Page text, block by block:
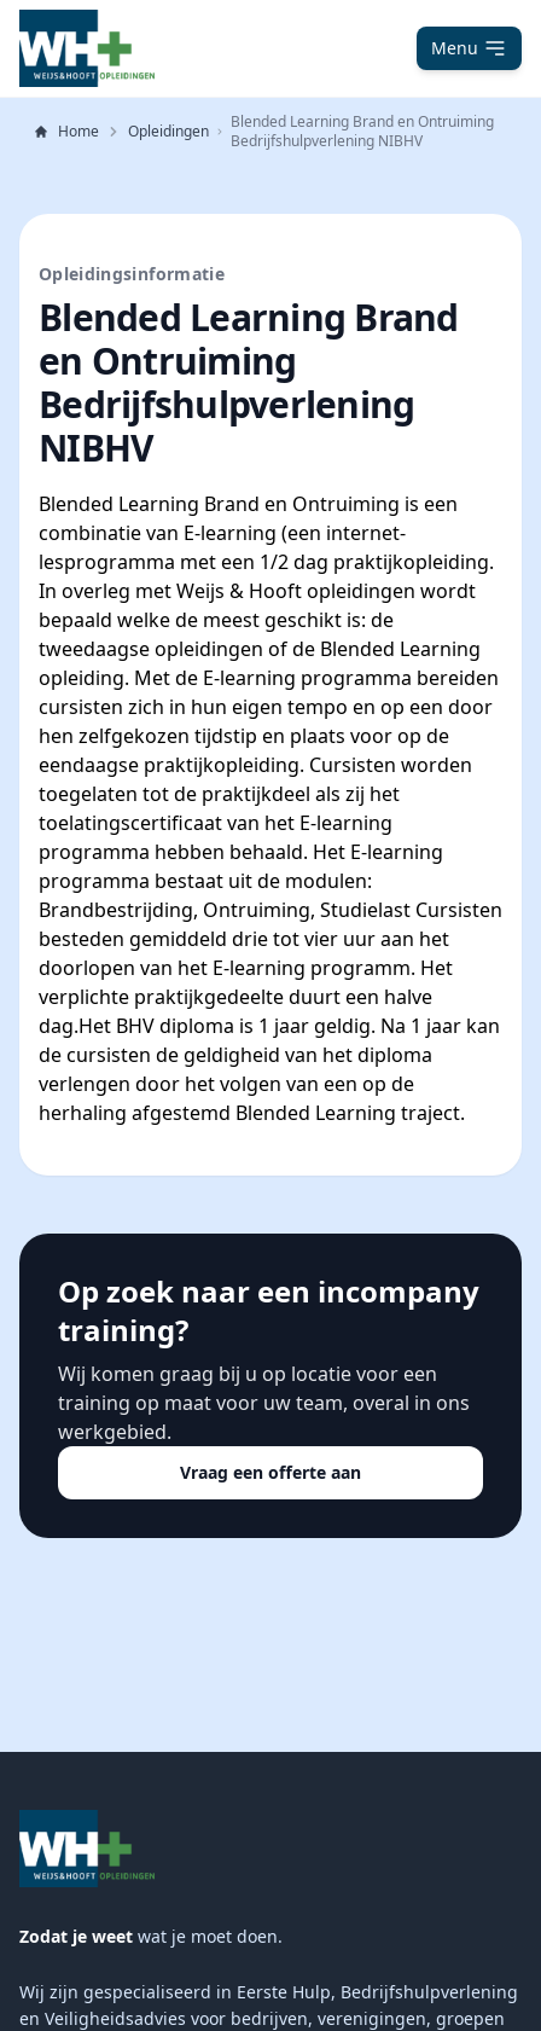
Menu
Home Opleidingen
Blended Learning Brand en Ontruiming
Bedrijfshulpverlening NIBHV
Opleidingsinformatie
Blended Learning Brand
en Ontruiming
Bedrijfshulpverlening
NIBHV
Blended Learning Brand en Ontruiming is een
combinatie van E-learning (een internet-
lesprogramma met een 1/2 dag praktijkopleiding.
In overleg met Weijs & Hooft opleidingen wordt
bepaald welke de meest geschikt is: de
tweedaagse opleidingen of de Blended Learning
opleiding. Met de E-learning programma bereiden
cursisten zich in hun eigen tempo en op een door
hen zelfgekozen tijdstip en plaats voor op de
eendaagse praktijkopleiding. Cursisten worden
toegelaten tot de praktijkdeel als zij het
toelatingscertificaat van het E-learning
programma hebben behaald. Het E-learning
programma bestaat uit de modulen:
Brandbestrijding, Ontruiming, Studielast Cursisten
besteden gemiddeld drie tot vier uur aan het
doorlopen van het E-learning programm. Het
verplichte praktijkgedeelte duurt een halve
dag.Het BHV diploma is 1 jaar geldig. Na 1 jaar kan
de cursisten de geldigheid van het diploma
verlengen door het volgen van een op de
herhaling afgestemd Blended Learning traject.
Op zoek naar een incompany
training?
Wij komen graag bij u op locatie voor een
training op maat voor uw team, overal in ons
werkgebied.
Vraag een offerte aan
Zodat je weet wat je moet doen.
Wij zijn gespecialiseerd in Eerste Hulp, Bedrijfshulpverlening
en Veiligheidsadvies voor bedrijven, verenigingen, groepen